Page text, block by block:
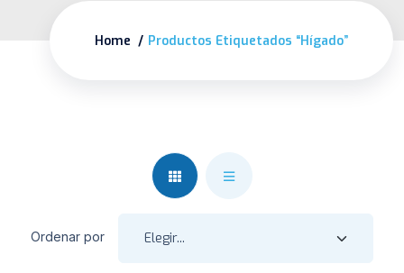
Home Productos Etiquetados “Hígado”
Ordenar por